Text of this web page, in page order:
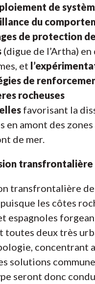
de
du
de protection
(digue de l’Artha)
et
de
rocheuses
favorisant la
en amont des
de mer.
transfrontalière
les côtes
espagnoles
toutes deux très
concentrant
solutions
seront donc